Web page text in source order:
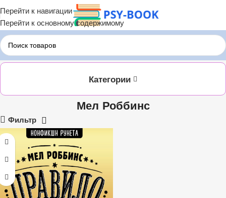
Перейти к навигации
Перейти к основному содержимому
Главная ЛИТРЕС Мел Роббинс
Категории
Мел Роббинс
Фильтр